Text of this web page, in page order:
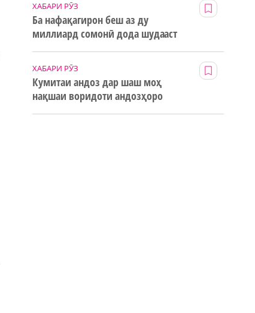
ХАБАРИ РӮЗ
Ба нафақагирон беш аз ду
миллиард сомонӣ дода шудааст
ХАБАРИ РӮЗ
Кумитаи андоз дар шаш моҳ
нақшаи воридоти андозҳоро